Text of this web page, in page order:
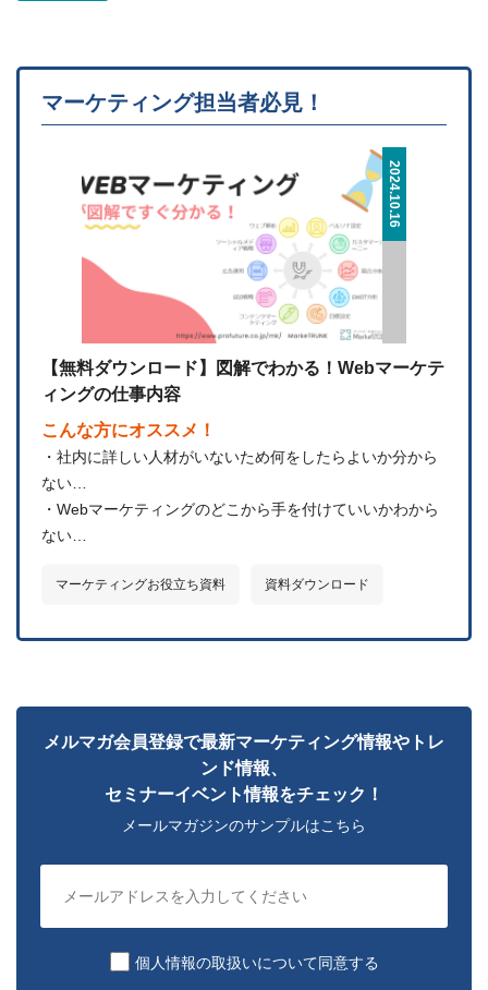
マーケティング担当者必見！
2024.10.16
【無料ダウンロード】図解でわかる！Webマーケテ
ィングの仕事内容
こんな方にオススメ！
・社内に詳しい人材がいないため何をしたらよいか分から
ない…
・Webマーケティングのどこから手を付けていいかわから
ない…
マーケティングお役⽴ち資料 資料ダウンロード
メルマガ会員登録で最新マーケティング情報やトレ
ンド情報、
セミナーイベント情報をチェック！
メールマガジンのサンプルはこちら
個人情報の取扱いについて同意する